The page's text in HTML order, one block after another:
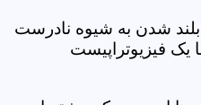
شدن به شیوه نادرست
یک فیزیوتراپیست